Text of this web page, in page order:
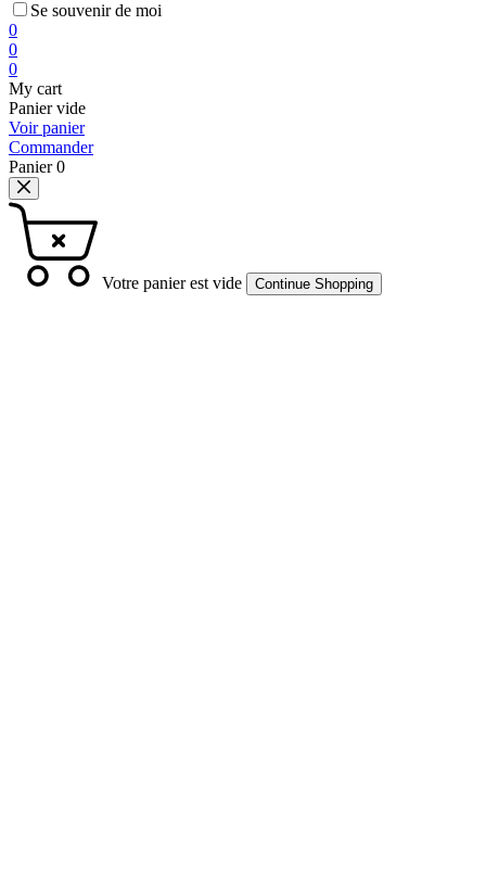
Se souvenir de moi
0
0
0
My cart
Panier vide
Voir panier
Commander
Panier0
Votre panier est vide Continue Shopping